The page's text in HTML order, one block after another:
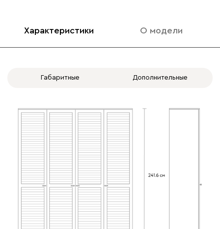
2/4 П + 1/4 П)
2/4 П + 1/4 Б)
4.3 ШР: 200 (П + Б + Б
(50+50+50+50))
4.4 ШР: 200 (Б + Б + Б +
Б) (Вариант 4
(50+50+50+50))
+
Полка слева
- +
Полка справа
Характеристики О модели
Габаритные Дополнительные